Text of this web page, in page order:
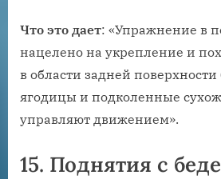
Что это дает: «Упражнение в
нацелено на укрепление и
в области задней
ягодицы и подколенные
управляют движением».
15. Поднятия с